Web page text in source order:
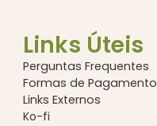
Links Úteis
Perguntas Frequentes
Formas de Pagamento
Links Externos
Ko-fi